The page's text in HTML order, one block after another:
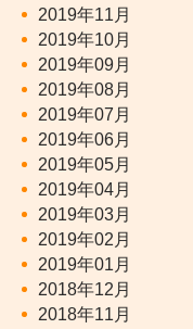
2019年11月
2019年10月
2019年09月
2019年08月
2019年07月
2019年06月
2019年05月
2019年04月
2019年03月
2019年02月
2019年01月
2018年12月
2018年11月